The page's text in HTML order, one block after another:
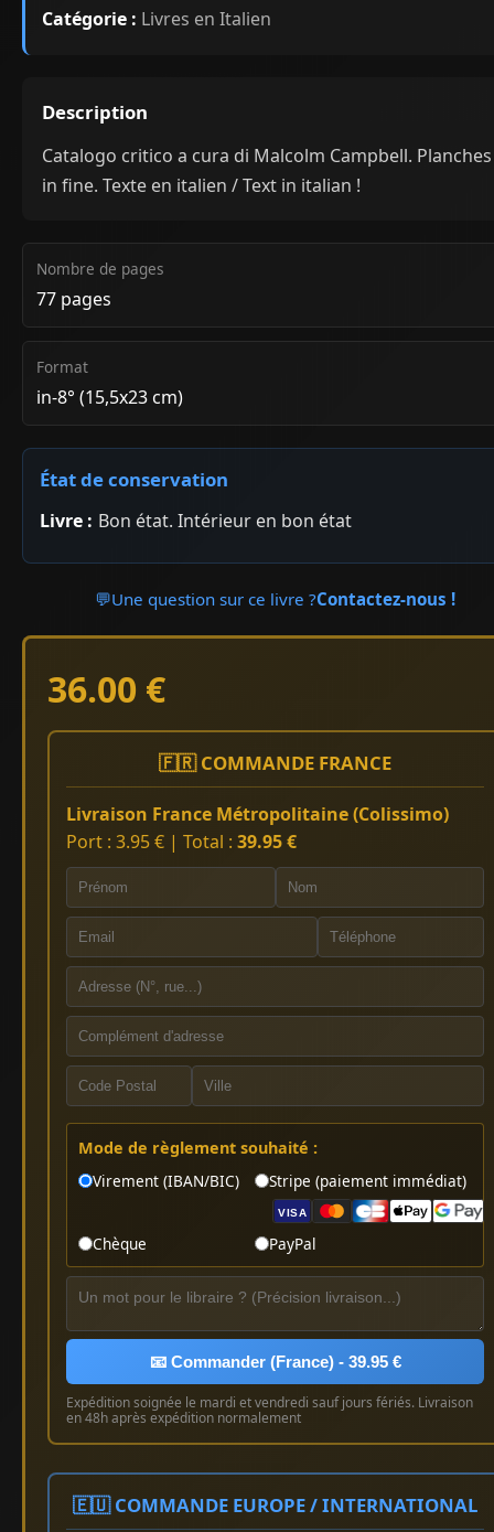
Catégorie : Livres en Italien
Description
Catalogo critico a cura di Malcolm Campbell. Planches
in fine. Texte en italien / Text in italian !
Nombre de pages
77 pages
Format
in-8° (15,5x23 cm)
État de conservation
Livre : Bon état. Intérieur en bon état
💬Une question sur ce livre ?Contactez-nous !
36.00 €
🇫🇷 COMMANDE FRANCE
Livraison France Métropolitaine (Colissimo)
Port : 3.95 € | Total : 39.95 €
Mode de règlement souhaité :
Virement (IBAN/BIC)
Stripe (paiement immédiat)
VISA
Chèque PayPal
📧 Commander (France) - 39.95 €
Expédition soignée le mardi et vendredi sauf jours fériés. Livraison
en 48h après expédition normalement
🇪🇺 COMMANDE EUROPE / INTERNATIONAL